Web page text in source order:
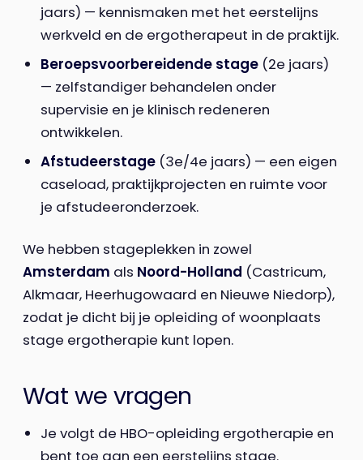
jaars) — kennismaken met het eerstelijns
werkveld en de ergotherapeut in de praktijk.
Beroepsvoorbereidende stage (2e jaars)
— zelfstandiger behandelen onder
supervisie en je klinisch redeneren
ontwikkelen.
Afstudeerstage (3e/4e jaars) — een eigen
caseload, praktijkprojecten en ruimte voor
je afstudeeronderzoek.
We hebben stageplekken in zowel
Amsterdam als Noord-Holland (Castricum,
Alkmaar, Heerhugowaard en Nieuwe Niedorp),
zodat je dicht bij je opleiding of woonplaats
stage ergotherapie kunt lopen.
Wat we vragen
Je volgt de HBO-opleiding ergotherapie en
bent toe aan een eerstelijns stage.